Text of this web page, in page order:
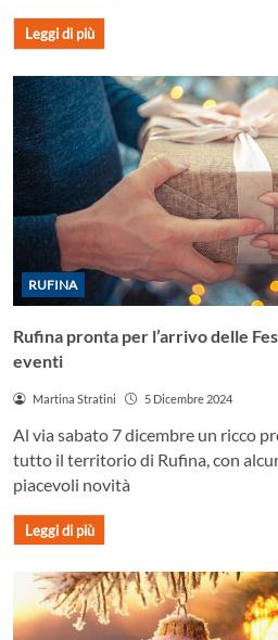
Leggi di più
RUFINA
Rufina pronta per l’arrivo delle
eventi
Martina Stratini 5 Dicembre 2024
Al via sabato 7 dicembre un ricco
tutto il territorio di Rufina, con
piacevoli novità
Leggi di più